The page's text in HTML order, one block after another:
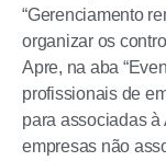
“Gerenciamento
organizar os
Apre, na aba
profissionais de
para associadas à
empresas não